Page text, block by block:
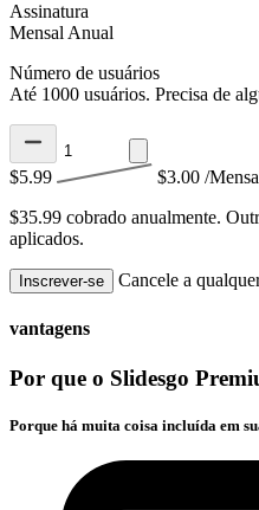
Assinatura
Mensal Anual
Número de usuários
Até 1000 usuários. Precisa de
$5.99 $3.00 /
$35.99 cobrado anualmente.
aplicados.
Inscrever-se Cancele a
vantagens
Por que o Slidesgo
Porque há muita coisa incluída em